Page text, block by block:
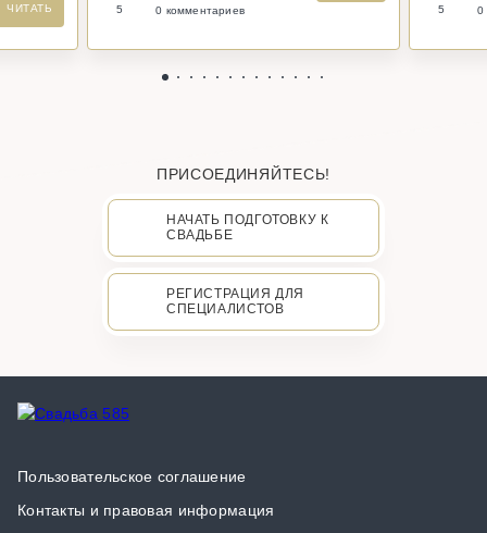
ЧИТАТЬ 5 0 комментариев 5 0
ПРИСОЕДИНЯЙТЕСЬ!
НАЧАТЬ ПОДГОТОВКУ К
СВАДЬБЕ
РЕГИСТРАЦИЯ ДЛЯ
СПЕЦИАЛИСТОВ
Пользовательское соглашение
Контакты и правовая информация